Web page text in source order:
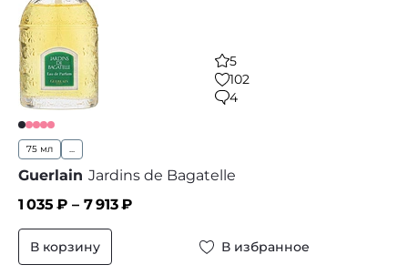
5
102
4
75 мл ...
Guerlain Jardins de Bagatelle
1 035 ₽ – 7 913₽
В корзину В избранное